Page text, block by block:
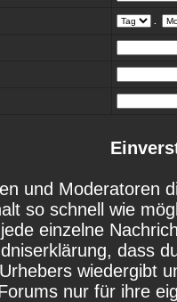
und Moderatoren
so schnell wie
einzelne
dass
wiedergibt
nur für ihre